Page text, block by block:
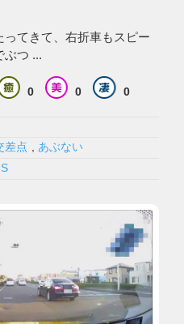
てきて、右折車もスピー
ぶつ ...
0 0 0
差点 ,あぶない